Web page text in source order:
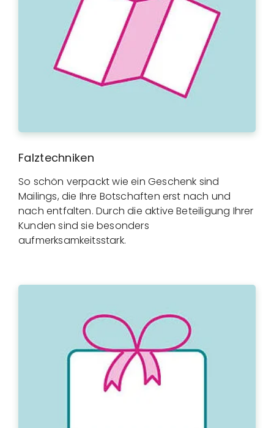
Falztechniken
So schön verpackt wie ein Geschenk sind
Mailings, die Ihre Botschaften erst nach und
nach entfalten. Durch die aktive Beteiligung Ihrer
Kunden sind sie besonders
aufmerksamkeitsstark.